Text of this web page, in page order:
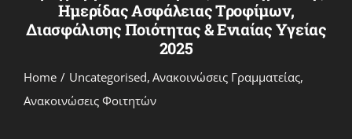
ΣΠΟΥΔΕΣ
Ημερίδας Ασφάλειας Τροφίμων,
Διασφάλισης Ποιότητας & Ενιαίας Υγείας
2025
Home Uncategorised Ανακοινώσεις Γραμματείας
Ανακοινώσεις Φοιτητών